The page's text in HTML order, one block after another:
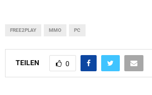
FREE2PLAY MMO PC
TEILEN 0